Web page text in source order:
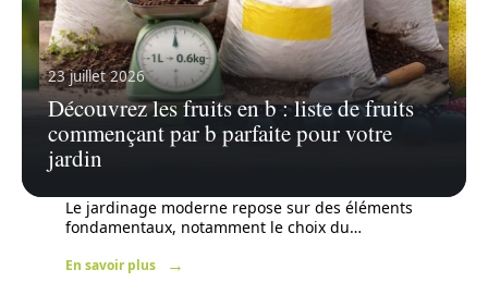
23 juillet 2026
Découvrez les fruits en b : liste de fruits
commençant par b parfaite pour votre
jardin
30 juin 2026
1 litre de terreau en kg : Guide pratique
Le jardinage moderne repose sur des éléments
fondamentaux, notamment le choix du…
En savoir plus